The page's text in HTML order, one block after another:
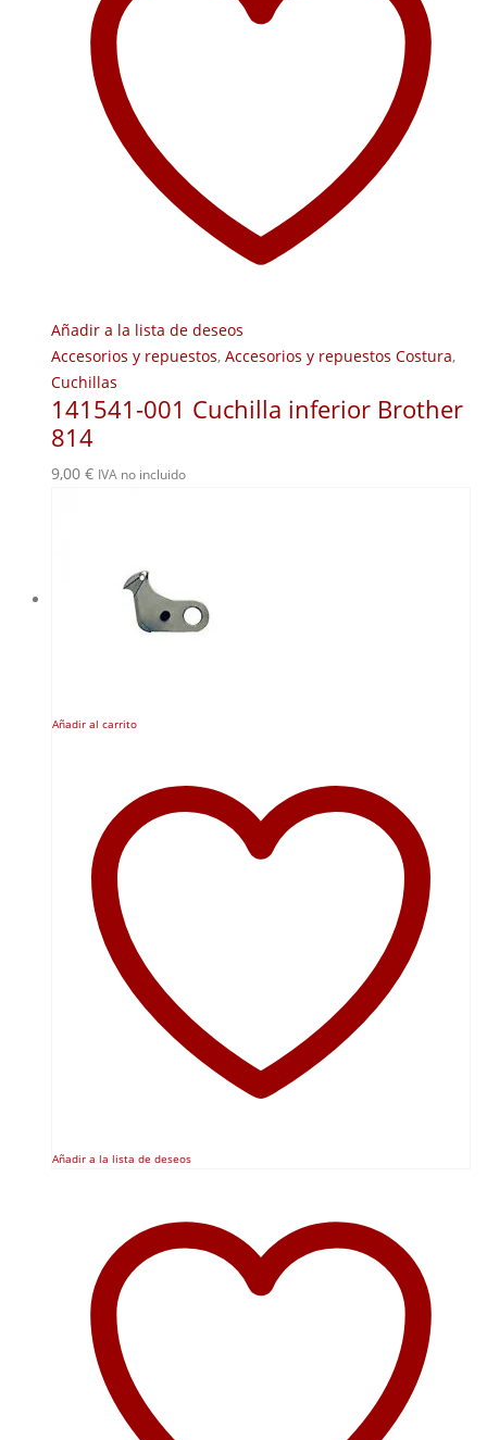
Añadir a la lista de deseos
Accesorios y repuestos, Accesorios y repuestos Costura,
Cuchillas
141541-001 Cuchilla inferior Brother
814
9,00 € IVA no incluido
Añadir al carrito
Añadir a la lista de deseos